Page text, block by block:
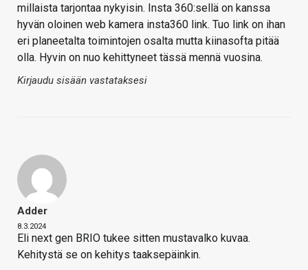
millaista tarjontaa nykyisin. Insta 360:sellä on kanssa
hyvän oloinen web kamera insta360 link. Tuo link on ihan
eri planeetalta toimintojen osalta mutta kiinasofta pitää
olla. Hyvin on nuo kehittyneet tässä mennä vuosina.
Kirjaudu sisään vastataksesi
Adder
8.3.2024
Eli next gen BRIO tukee sitten mustavalko kuvaa.
Kehitystä se on kehitys taaksepäinkin.